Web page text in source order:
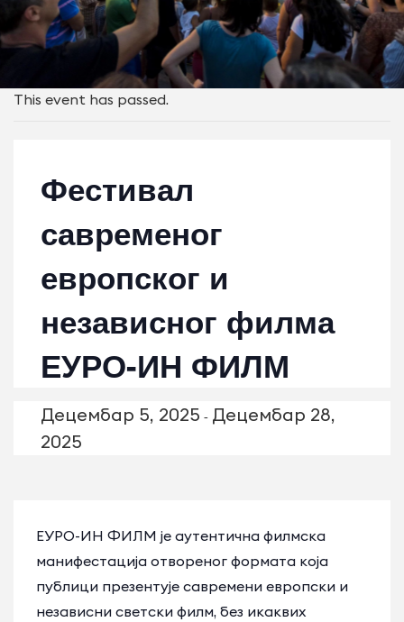
This event has passed.
Фестивал
савременог
европског и
независног филма
ЕУРО-ИН ФИЛМ
Децембар 5, 2025 - Децембар 28,
2025
ЕУРО-ИН ФИЛМ је аутентична филмска
манифестација отвореног формата која
публици презентује савремени европски и
независни светски филм, без икаквих